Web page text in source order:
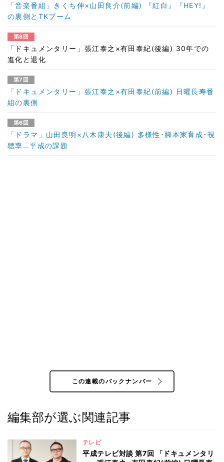
「音楽番組」きくち伸×山田良介(前編) 『紅白』『HEY!』
の裏側とTKブーム
第8回
「ドキュメンタリー」張江泰之×有田泰紀(後編) 30年での
進化と退化
第7回
「ドキュメンタリー」張江泰之×有田泰紀(前編) 日曜長寿番
組の裏側
第6回
「ドラマ」山田良明×八木康夫(後編) 多様性･脚本家育成･視
聴率…平成の課題
この連載のバックナンバー
編集部が選ぶ関連記事
テレビ
平成テレビ対談 第7回 「ドキュメンタリ